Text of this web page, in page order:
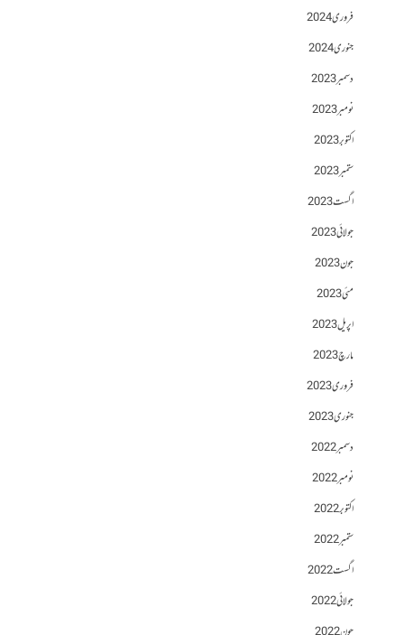
فروری 2024
جنوری 2024
دسمبر 2023
نومبر 2023
اکتوبر 2023
ستمبر 2023
اگست 2023
جولائی 2023
جون 2023
مئی 2023
اپریل 2023
مارچ 2023
فروری 2023
جنوری 2023
دسمبر 2022
نومبر 2022
اکتوبر 2022
ستمبر 2022
اگست 2022
جولائی 2022